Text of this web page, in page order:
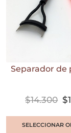
Separador de
$14.300 $
SELECCIONAR